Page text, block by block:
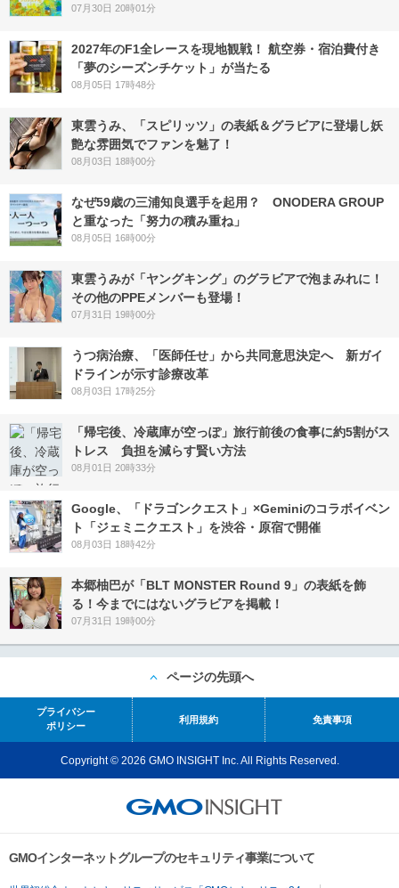
07月30日 20時01分
2027年のF1全レースを現地観戦！ 航空券・宿泊費付き
「夢のシーズンチケット」が当たる
08月05日 17時48分
東雲うみ、「スピリッツ」の表紙＆グラビアに登場し妖
艶な雰囲気でファンを魅了！
08月03日 18時00分
なぜ59歳の三浦知良選手を起用？ ONODERA GROUP
と重なった「努力の積み重ね」
08月05日 16時00分
東雲うみが「ヤングキング」のグラビアで泡まみれに！
その他のPPEメンバーも登場！
07月31日 19時00分
うつ病治療、「医師任せ」から共同意思決定へ 新ガイ
ドラインが示す診療改革
08月03日 17時25分
「帰宅後、冷蔵庫が空っぽ」旅行前後の食事に約5割がス
トレス 負担を減らす賢い方法
08月01日 20時33分
Google、「ドラゴンクエスト」×Geminiのコラボイベン
ト「ジェミニクエスト」を渋谷・原宿で開催
08月03日 18時42分
本郷柚巴が「BLT MONSTER Round 9」の表紙を飾
る！今までにはないグラビアを掲載！
07月31日 19時00分
ページの先頭へ
プライバシー
ポリシー
利用規約 免責事項
Copyright © 2026 GMO INSIGHT Inc. All Rights Reserved.
GMOインターネットグループのセキュリティ事業について